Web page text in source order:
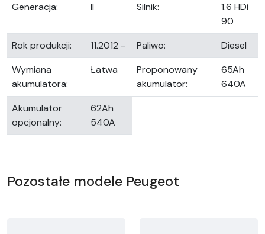
Generacja:
II Silnik:
1.6 HDi
90
Rok produkcji:
11.2012 - Paliwo:
Diesel
Wymiana
akumulatora:
Łatwa
Proponowany
akumulator:
65Ah
640A
Akumulator
opcjonalny:
62Ah
540A
Pozostałe modele Peugeot